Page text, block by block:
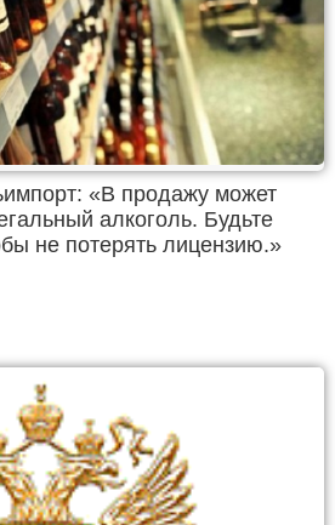
«В продажу может
алкоголь. Будьте
не потерять лицензию.»